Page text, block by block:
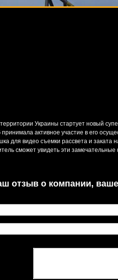
Украины стартует новый
принимала активное участие в его
для видео съемки рассвета и заката
сможет увидеть эти замечательные
отзыв о компании,